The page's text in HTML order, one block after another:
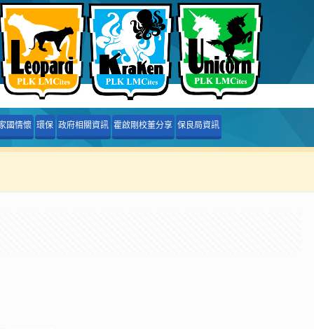
國情懷 環保 政府相關資訊 霍啟剛校董分享 保良局資訊